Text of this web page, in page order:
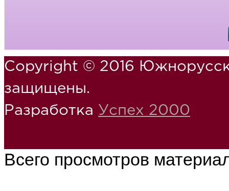
Copyright © 2016
защищены.
Разработка Успех 2000
Всего просмотров